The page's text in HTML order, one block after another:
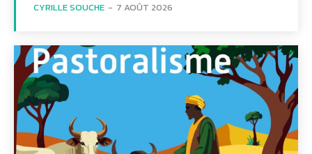
CYRILLE SOUCHE - 7 AOÛT 2026